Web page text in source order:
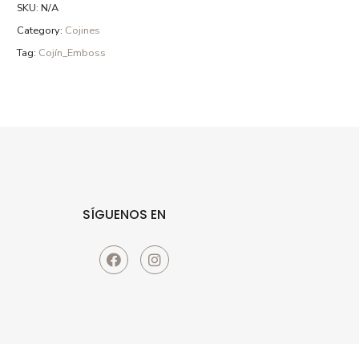
SKU:N/A
Category: Cojines
Tag: Cojín_Emboss
SÍGUENOS EN